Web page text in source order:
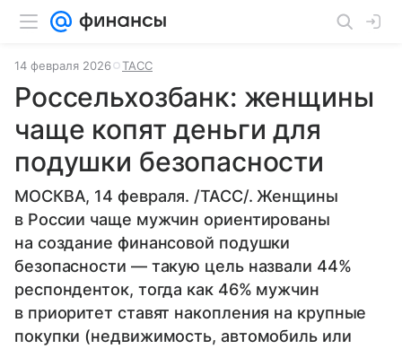
14 февраля 2026 ТАСС
Россельхозбанк: женщины
чаще копят деньги для
подушки безопасности
МОСКВА, 14 февраля. /ТАСС/. Женщины
в России чаще мужчин ориентированы
на создание финансовой подушки
безопасности — такую цель назвали 44%
респонденток, тогда как 46% мужчин
в приоритет ставят накопления на крупные
покупки (недвижимость, автомобиль или